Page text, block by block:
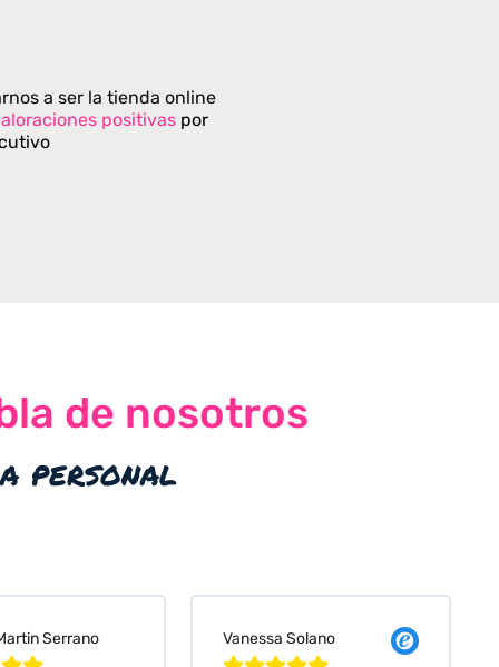
a ser la tienda online
positivas por
de nosotros
personal
Judit Bonet Pardell